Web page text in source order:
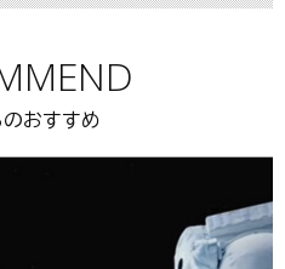
おすすめ